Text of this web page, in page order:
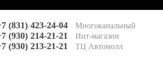
(831) 423-24-04 Многоканальный
(930) 214-21-21 Инт-магазин
(930) 213-21-21 ТЦ Автомолл